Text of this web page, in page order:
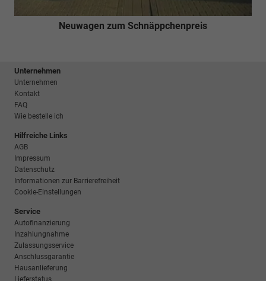
Neuwagen zum Schnäppchenpreis
Unternehmen
Unternehmen
Kontakt
FAQ
Wie bestelle ich
Hilfreiche Links
AGB
Impressum
Datenschutz
Informationen zur Barrierefreiheit
Cookie-Einstellungen
Service
Autofinanzierung
Inzahlungnahme
Zulassungsservice
Anschlussgarantie
Hausanlieferung